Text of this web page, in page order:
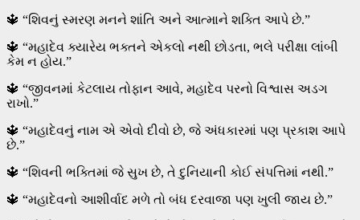
🔱 “શિવનું સ્મરણ મનને શાંતિ અને આત્માને શક્તિ આપે છે.”
🔱 “મહાદેવ ક્યારેય ભક્તને એકલો નથી છોડતા, ભલે પરીક્ષા લાંબી
કેમ ન હોય.”
🔱 “જીવનમાં કેટલાય તોફાન આવે, મહાદેવ પરનો વિશ્વાસ અડગ
રાખો.”
🔱 “મહાદેવનું નામ એ એવો દીવો છે, જે અંધકારમાં પણ પ્રકાશ આપે
છે.”
🔱 “શિવની ભક્તિમાં જે સુખ છે, તે દુનિયાની કોઈ સંપત્તિમાં નથી.”
🔱 “મહાદેવનો આશીર્વાદ મળે તો બંધ દરવાજા પણ ખુલી જાય છે.”